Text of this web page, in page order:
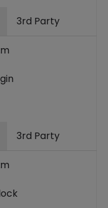
3rd Party
3rd Party